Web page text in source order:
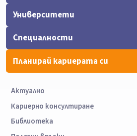
Университети
Специалности
Планирай кариерата си
Актуално
Кариерно консултиране
Библиотека